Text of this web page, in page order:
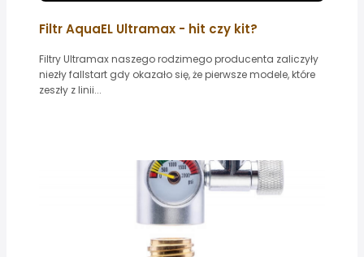
Filtr AquaEL Ultramax - hit czy kit?
Filtry Ultramax naszego rodzimego producenta zaliczyły
niezły fallstart gdy okazało się, że pierwsze modele, które
zeszły z linii...